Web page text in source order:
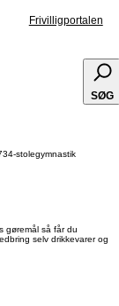
Frivilligportalen
SØG
stolegymnastik
gøremål så får du
selv drikkevarer og